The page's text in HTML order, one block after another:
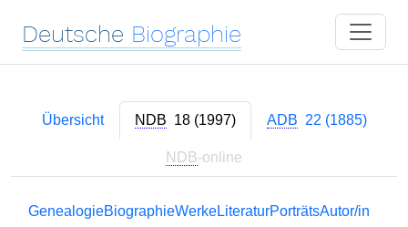
Deutsche Biographie
Übersicht NDB 18 (1997) ADB 22 (1885)
NDB-online
GenealogieBiographieWerkeLiteraturPorträtsAutor/in